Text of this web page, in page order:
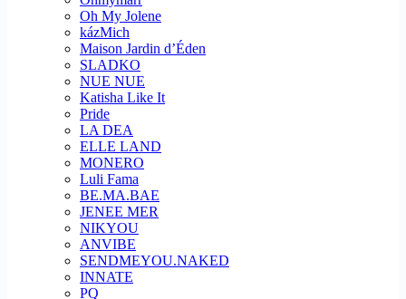
Oh My Jolene
kázMich
Maison Jardin d’Éden
SLADKO
NUE NUE
Katisha Like It
Pride
LA DEA
ELLE LAND
MONERO
Luli Fama
BE.MA.BAE
JENEE MER
NIKYOU
ANVIBE
SENDMEYOU.NAKED
INNATE
PQ